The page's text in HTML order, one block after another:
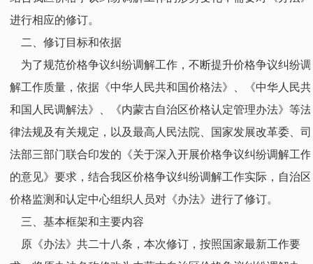
进行相应的修订。
二、修订目标和依据
为了规范价格争议纠纷调解工作，不断提升价格争议纠纷调
解工作质量，依据《中华人民共和国价格法》、《中华人民共
和国人民调解法》、《内蒙古自治区价格认定管理办法》等法
律法规及有关规定，以及最高人民法院、国家发展改革委、司
法部三部门联合印发的《关于深入开展价格争议纠纷调解工作
的意见》要求，结合我区价格争议纠纷调解工作实际，自治区
价格监测和认定中心组织人员对《办法》进行了修订。
三、基本框架和主要内容
原《办法》共二十八条，本次修订，按照国家最新工作要